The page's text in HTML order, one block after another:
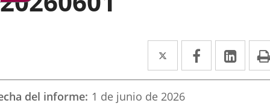
Twitter
Enlace
a
una
Facebook
Enlace
a
a
del informe 1 de junio de 2026